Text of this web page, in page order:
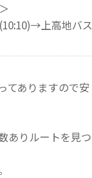
上高地バス
てありますので安
ありルートを見つ